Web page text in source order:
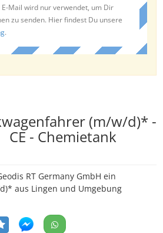
Mail wird nur verwendet, um Dir
zu senden. Hier findest Du unsere
.
(m/w/d)* -
CE - Chemietank
RT Germany GmbH ein
aus Lingen und Umgebung